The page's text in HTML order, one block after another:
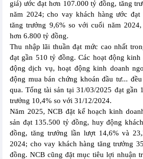
giá) ước đạt hơn 107.000 tỷ đồng, tăng
năm 2024; cho vay khách hàng ước
tăng trưởng 9,6% so với cuối năm
hơn 6.800 tỷ đồng.
Thu nhập lãi thuần đạt mức cao nhất
đạt gần 510 tỷ đồng. Các hoạt động kinh
động dịch vụ, hoạt động kinh doanh
động mua bán chứng khoán đầu tư...
qua. Tổng tài sản tại 31/03/2025 đạt gần
trưởng 10,4% so với 31/12/2024.
Năm 2025, NCB đặt kế hoạch kinh
sản đạt 135.500 tỷ đồng, huy động
đồng, tăng trưởng lần lượt 14,6% và
2024; cho vay khách hàng tăng trưởng
đồng. NCB cũng đặt mục tiêu lợi nhuận